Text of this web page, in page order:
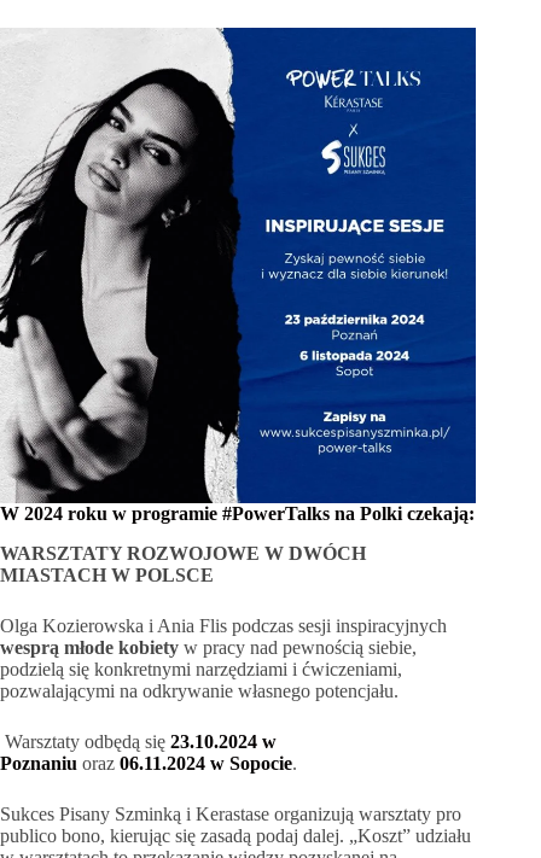
W 2024 roku w programie #PowerTalks na Polki czekają:
WARSZTATY ROZWOJOWE W DWÓCH
MIASTACH W POLSCE
Olga Kozierowska i Ania Flis podczas sesji inspiracyjnych
wesprą młode kobiety w pracy nad pewnością siebie,
podzielą się konkretnymi narzędziami i ćwiczeniami,
pozwalającymi na odkrywanie własnego potencjału.
Warsztaty odbędą się 23.10.2024 w
Poznaniu oraz 06.11.2024 w Sopocie.
Sukces Pisany Szminką i Kerastase organizują warsztaty pro
publico bono, kierując się zasadą podaj dalej. „Koszt” udziału